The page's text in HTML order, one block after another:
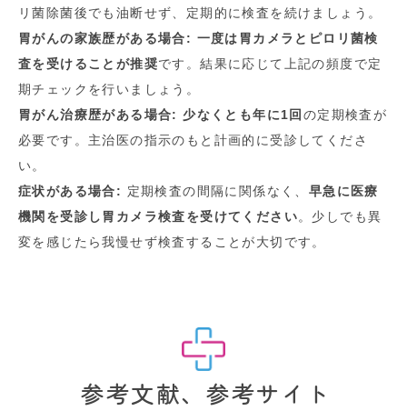
リ菌除菌後でも油断せず、定期的に検査を続けましょう。
胃がんの家族歴がある場合: 一度は胃カメラとピロリ菌検
査を受けることが推奨です 。結果に応じて上記の頻度で定
期チェックを行いましょう。
胃がん治療歴がある場合: 少なくとも年に1回 の定期検査が
必要です 。主治医の指示のもと計画的に受診してくださ
い。
症状がある場合: 定期検査の間隔に関係なく、 早急に医療
機関を受診し胃カメラ検査を受けてください。少しでも異
変を感じたら我慢せず検査することが大切です。
参考文献、参考サイト